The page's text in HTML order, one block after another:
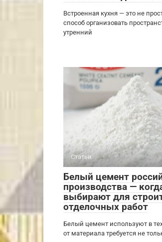
Встроенная кухня — это не
способ организовать
утренний
Статьи
Белый цемент
производства —
выбирают для
отделочных работ
Белый цемент используют в
от материала требуется не